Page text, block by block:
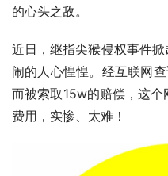
的心头之敌。
近日，继指尖猴侵权事件
闹的人心惶惶。经互联网
而被索取15w的赔偿，这
费用，实惨、太难！